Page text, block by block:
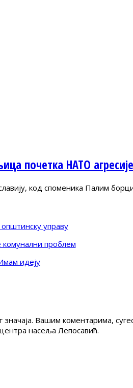
почетка НАТО агресије
код споменика Палим
управу
комунални проблем
идеју
Вашим коментарима,
насеља Лепосавић.